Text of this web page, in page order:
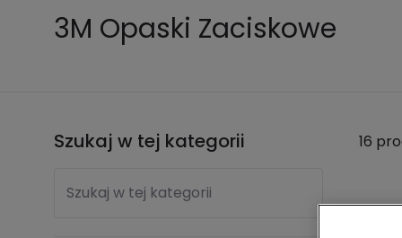
3M Opaski Zaciskowe
Szukaj w tej kategorii
Szukaj w tej kategorii
16